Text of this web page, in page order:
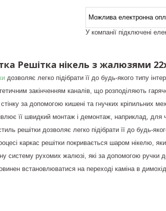
У компанії підключені
Решітка нікель з жалюзями
дозволяє легко підібрати її до будь-якого типу
закінченням каналів, що розподіляють
за допомогою кишені та гнучких кріпильних
її швидкий монтаж і демонтаж, наприклад, для
решітки дозволяє легко підібрати її до будь-
каркас решітки покривається шаром нікелю,
систему рухомих жалюзі, які за допомогою ручки
встановлюватися на переході каміна в